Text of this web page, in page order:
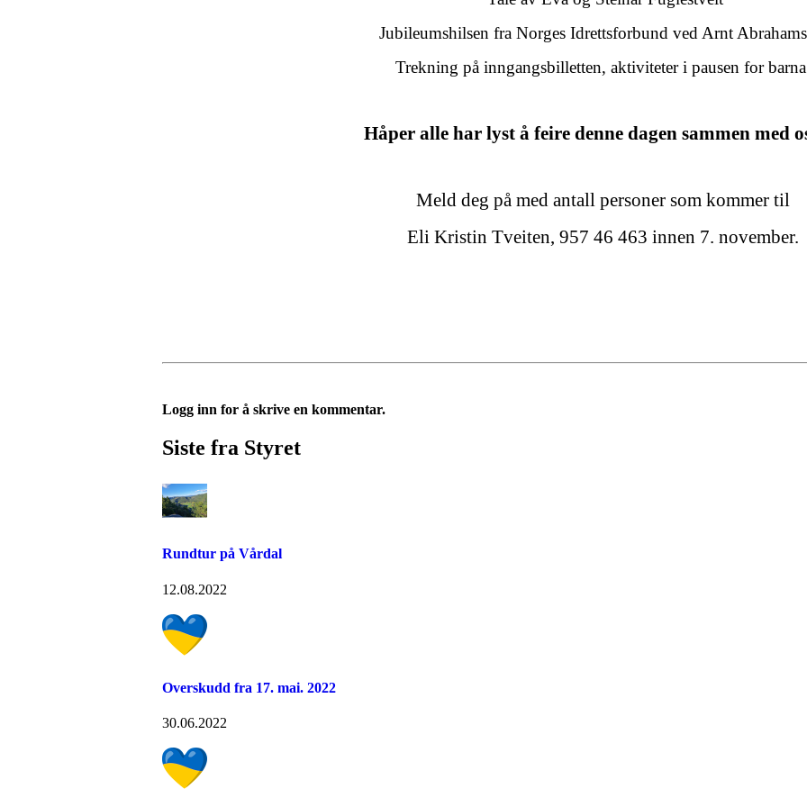
Jubileumshilsen fra Norges Idrettsforbund ved Arnt
Trekning på inngangsbilletten, aktiviteter i pausen for
Håper alle har lyst å feire denne dagen sammen med
Meld deg på med antall personer som kommer til
Eli Kristin Tveiten, 957 46 463 innen 7. november.
Logg inn for å skrive en kommentar.
Siste fra Styret
Rundtur på Vårdal
12.08.2022
Overskudd fra 17. mai. 2022
30.06.2022